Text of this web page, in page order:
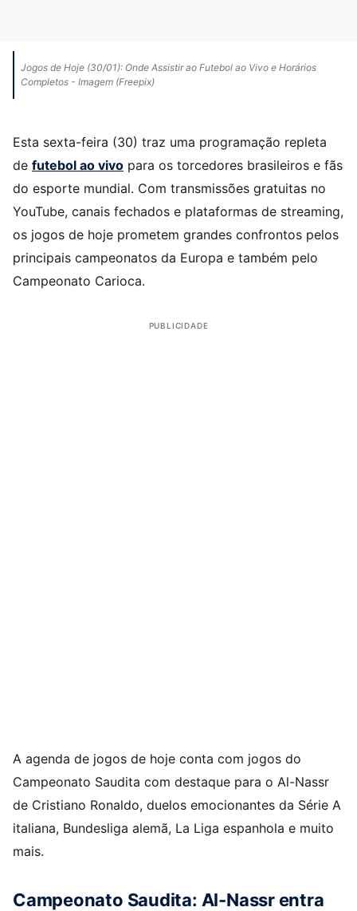
Jogos de Hoje (30/01): Onde Assistir ao Futebol ao Vivo e Horários
Completos - Imagem (Freepix)
Esta sexta-feira (30) traz uma programação repleta
de futebol ao vivo para os torcedores brasileiros e fãs
do esporte mundial. Com transmissões gratuitas no
YouTube, canais fechados e plataformas de streaming,
os jogos de hoje prometem grandes confrontos pelos
principais campeonatos da Europa e também pelo
Campeonato Carioca.
PUBLICIDADE
A agenda de jogos de hoje conta com jogos do
Campeonato Saudita com destaque para o Al-Nassr
de Cristiano Ronaldo, duelos emocionantes da Série A
italiana, Bundesliga alemã, La Liga espanhola e muito
mais.
Campeonato Saudita: Al-Nassr entra